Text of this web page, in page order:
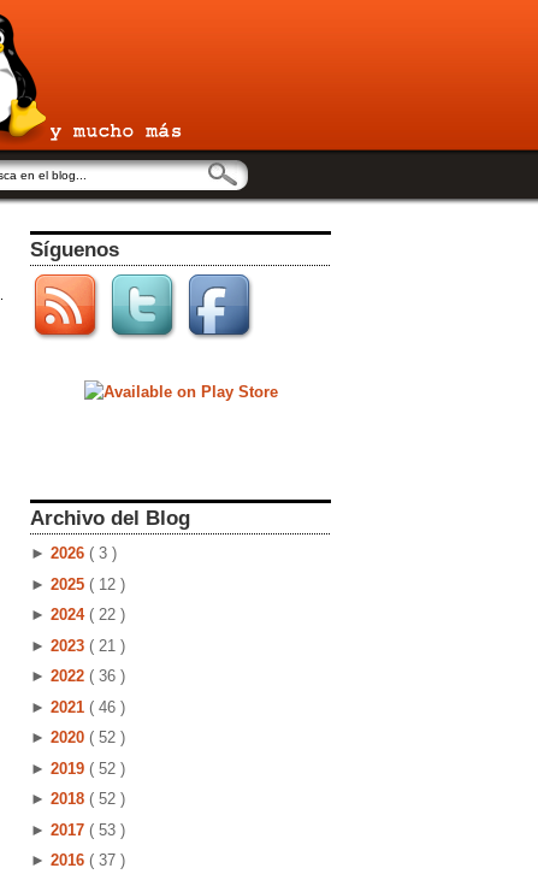
Síguenos
Archivo del Blog
► 2026 ( 3 )
► 2025 ( 12 )
► 2024 ( 22 )
► 2023 ( 21 )
► 2022 ( 36 )
► 2021 ( 46 )
► 2020 ( 52 )
► 2019 ( 52 )
► 2018 ( 52 )
► 2017 ( 53 )
► 2016 ( 37 )